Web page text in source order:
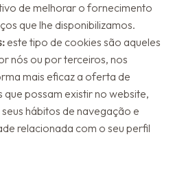
de melhorar o fornecimento
que lhe disponibilizamos.
este tipo de cookies são aqueles
nós ou por terceiros, nos
mais eficaz a oferta de
possam existir no website,
hábitos de navegação e
relacionada com o seu perfil